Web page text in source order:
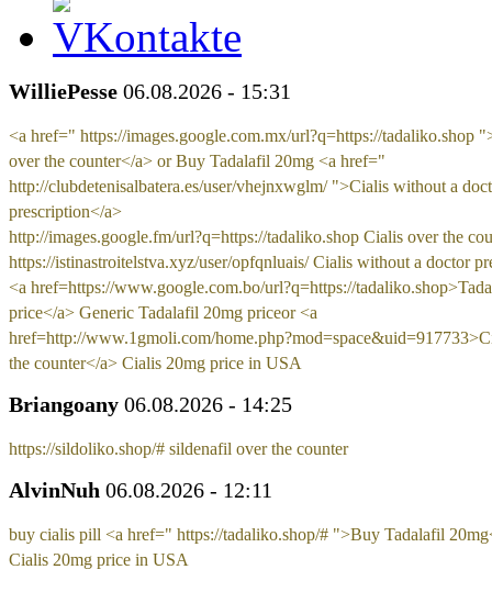
WilliePesse 06.08.2026 - 15:31
<a href=" https://images.google.com.mx/url?q=https://tadaliko.shop
over the counter</a> or Buy Tadalafil 20mg <a href="
http://clubdetenisalbatera.es/user/vhejnxwglm/ ">Cialis without a
prescription</a>
http://images.google.fm/url?q=https://tadaliko.shop Cialis over the
https://istinastroitelstva.xyz/user/opfqnluais/ Cialis without a doctor
<a href=https://www.google.com.bo/url?q=https://
price</a> Generic Tadalafil 20mg priceor <a
href=http://www.1gmoli.com/
the counter</a> Cialis 20mg price in USA
Briangoany 06.08.2026 - 14:25
https://sildoliko.shop/# sildenafil over the counter
AlvinNuh 06.08.2026 - 12:11
buy cialis pill <a href=" https://tadaliko.shop/# ">Buy Tadalafil
Cialis 20mg price in USA